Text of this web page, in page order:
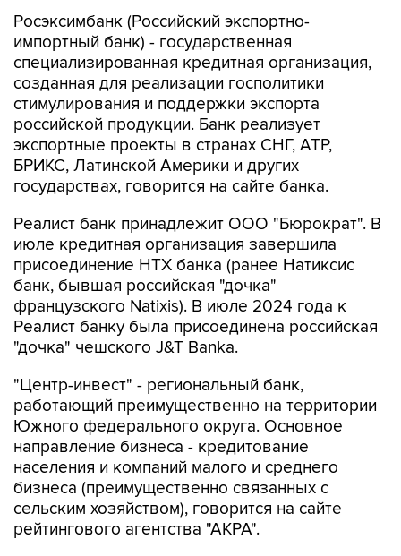
Росэксимбанк (Российский экспортно-
импортный банк) - государственная
специализированная кредитная организация,
созданная для реализации госполитики
стимулирования и поддержки экспорта
российской продукции. Банк реализует
экспортные проекты в странах СНГ, АТР,
БРИКС, Латинской Америки и других
государствах, говорится на сайте банка.
Реалист банк принадлежит ООО "Бюрократ". В
июле кредитная организация завершила
присоединение НТХ банка (ранее Натиксис
банк, бывшая российская "дочка"
французского Natixis). В июле 2024 года к
Реалист банку была присоединена российская
"дочка" чешского J&T Banka.
"Центр-инвест" - региональный банк,
работающий преимущественно на территории
Южного федерального округа. Основное
направление бизнеса - кредитование
населения и компаний малого и среднего
бизнеса (преимущественно связанных с
сельским хозяйством), говорится на сайте
рейтингового агентства "АКРА".